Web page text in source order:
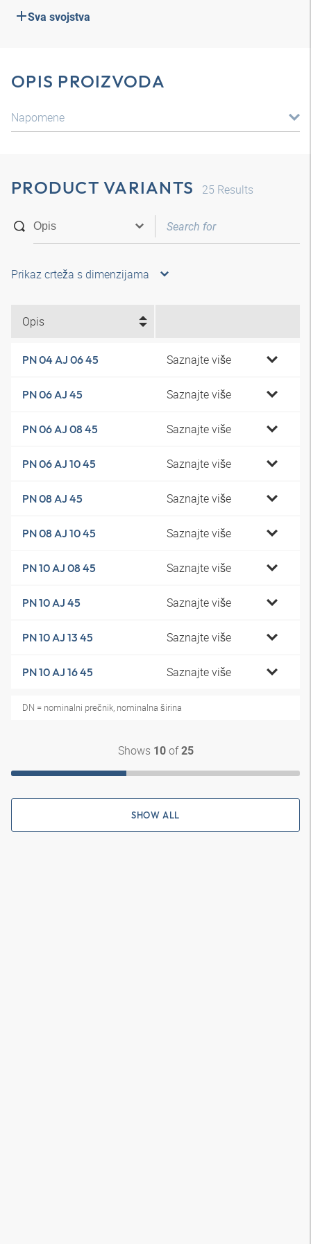
Sva svojstva
OPIS PROIZVODA
Napomene
PRODUCT VARIANTS 25 Results
Prikaz crteža s dimenzijama
Opis
PN 04 AJ 06 45 Saznajte više
PN 06 AJ 45 Saznajte više
PN 06 AJ 08 45 Saznajte više
PN 06 AJ 10 45 Saznajte više
PN 08 AJ 45 Saznajte više
PN 08 AJ 10 45 Saznajte više
PN 10 AJ 08 45 Saznajte više
PN 10 AJ 45 Saznajte više
PN 10 AJ 13 45 Saznajte više
PN 10 AJ 16 45 Saznajte više
DN = nominalni prečnik, nominalna širina
Shows 10of25
SHOW ALL